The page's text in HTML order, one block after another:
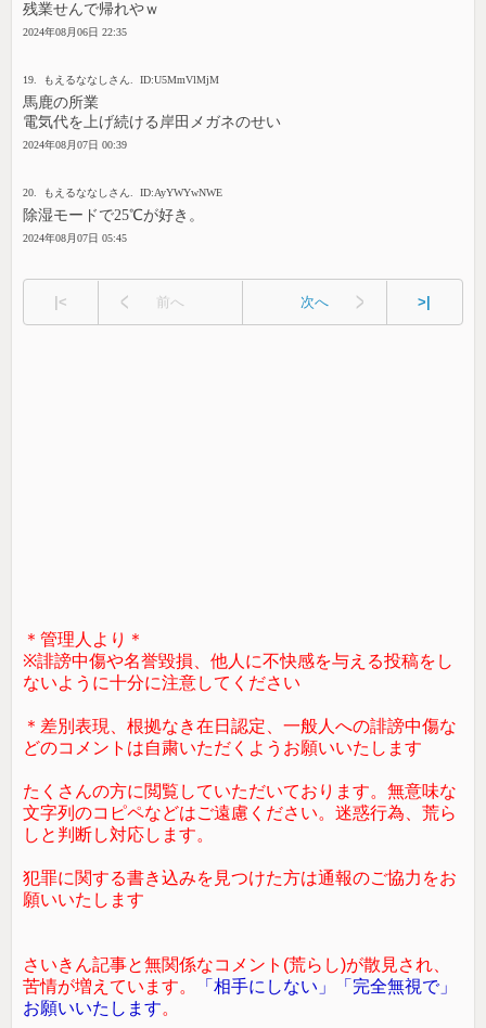
残業せんで帰れやｗ
2024年08月06日 22:35
19. もえるななしさん. ID:U5MmVlMjM
馬鹿の所業
電気代を上げ続ける岸田メガネのせい
2024年08月07日 00:39
20. もえるななしさん. ID:AyYWYwNWE
除湿モードで25℃が好き。
2024年08月07日 05:45
|< 前へ 次へ >|
＊管理人より＊
※誹謗中傷や名誉毀損、他人に不快感を与える投稿をし
ないように十分に注意してください
＊差別表現、根拠なき在日認定、一般人への誹謗中傷な
どのコメントは自粛いただくようお願いいたします
たくさんの方に閲覧していただいております。無意味な
文字列のコピペなどはご遠慮ください。迷惑行為、荒ら
しと判断し対応します。
犯罪に関する書き込みを見つけた方は通報のご協力をお
願いいたします
さいきん記事と無関係なコメント(荒らし)が散見され、
苦情が増えています。
「相手にしない」「完全無視で」
お願いいたします。